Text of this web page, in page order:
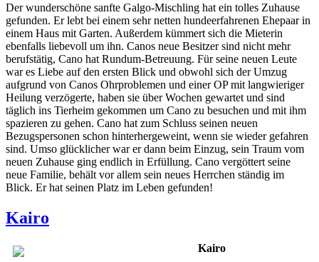
Der wunderschöne sanfte Galgo-Mischling hat ein tolles Zuhause
gefunden. Er lebt bei einem sehr netten hundeerfahrenen Ehepaar in
einem Haus mit Garten. Außerdem kümmert sich die Mieterin
ebenfalls liebevoll um ihn. Canos neue Besitzer sind nicht mehr
berufstätig, Cano hat Rundum-Betreuung. Für seine neuen Leute
war es Liebe auf den ersten Blick und obwohl sich der Umzug
aufgrund von Canos Ohrproblemen und einer OP mit langwieriger
Heilung verzögerte, haben sie über Wochen gewartet und sind
täglich ins Tierheim gekommen um Cano zu besuchen und mit ihm
spazieren zu gehen. Cano hat zum Schluss seinen neuen
Bezugspersonen schon hinterhergeweint, wenn sie wieder gefahren
sind. Umso glücklicher war er dann beim Einzug, sein Traum vom
neuen Zuhause ging endlich in Erfüllung. Cano vergöttert seine
neue Familie, behält vor allem sein neues Herrchen ständig im
Blick. Er hat seinen Platz im Leben gefunden!
Kairo
Kairo